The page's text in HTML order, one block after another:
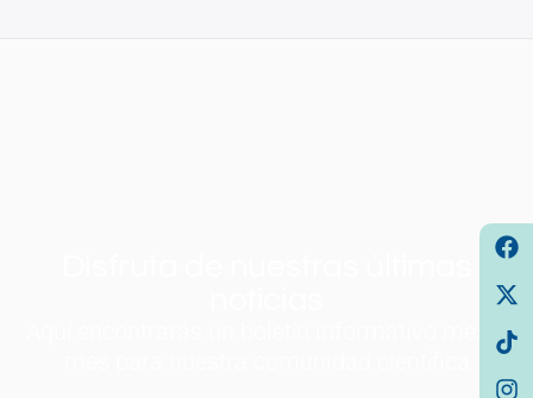
Aquí encontrarás un boletín informativo mes a